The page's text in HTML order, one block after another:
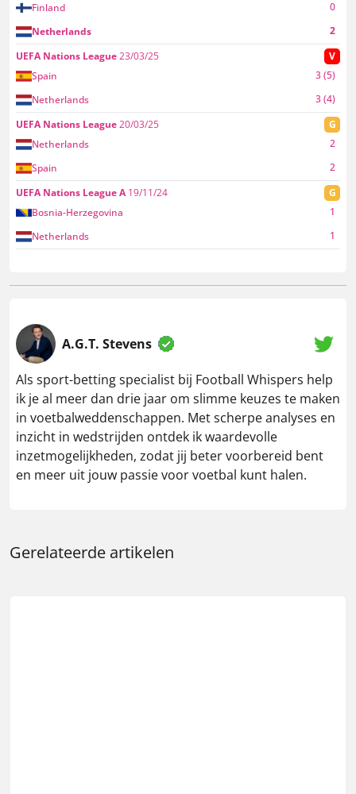
Finland
0
Netherlands
2
UEFA Nations League23/03/25
V
Spain
3 (5)
Netherlands
3 (4)
UEFA Nations League20/03/25 G
Spain 2
Netherlands 2
UEFA Nations League A19/11/24
G
Bosnia-Herzegovina
1
Netherlands
1
A.G.T. Stevens
Als sport-betting specialist bij Football Whispers help
ik je al meer dan drie jaar om slimme keuzes te maken
in voetbalweddenschappen. Met scherpe analyses en
inzicht in wedstrijden ontdek ik waardevolle
inzetmogelijkheden, zodat jij beter voorbereid bent
en meer uit jouw passie voor voetbal kunt halen.
Gerelateerde artikelen